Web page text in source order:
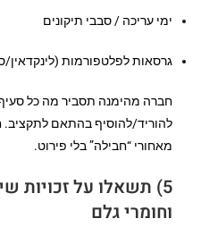
ימי עריכה / סבבי תיקונים
גרסאות לפלטפורמות (לינקדאין/
חברה מהימנה תסביר מה כל
להוריד/להוסיף בהתאם
מאחורי “חבילה” בלי פירוט.
5) תשאלו על זכויות
וחומרי גלם